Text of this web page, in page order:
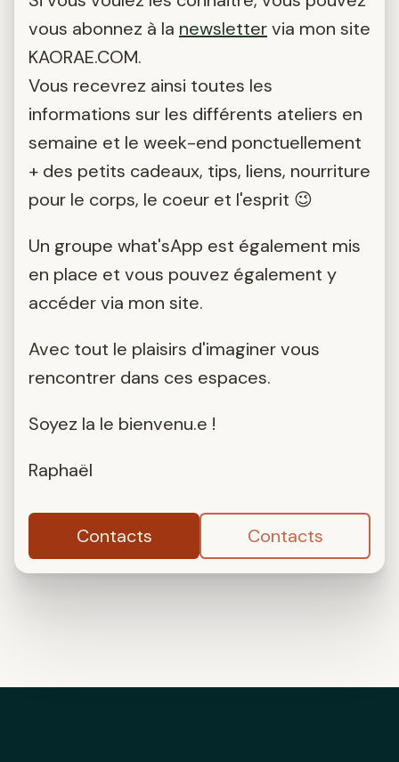
vous abonnez à la newslettervia mon site
KAORAE.COM.
Vous recevrez ainsi toutes les
informations sur les différents ateliers en
semaine et le week-end ponctuellement
+ des petits cadeaux, tips, liens, nourriture
pour le corps, le coeur et l'esprit 😉
Un groupe what'sApp est également mis
en place et vous pouvez également y
accéder via mon site.
Avec tout le plaisirs d'imaginer vous
rencontrer dans ces espaces.
Soyez la le bienvenu.e !
Raphaël
Contacts Contacts